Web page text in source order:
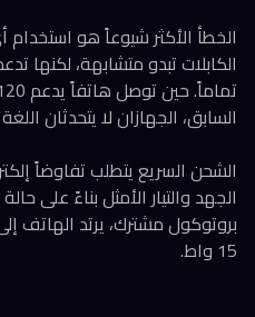
الكابلات تبدو متشابهة، لكنها
السابق، الجهازان لا يتحدثان
الشحن السريع يتطلب تفاوضاً
الجهد والتيار الأمثل بناءً على
بروتوكول مشترك، يرتد الهاتف
15 واط.